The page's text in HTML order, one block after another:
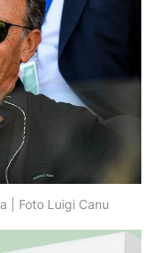
| Foto Luigi Canu